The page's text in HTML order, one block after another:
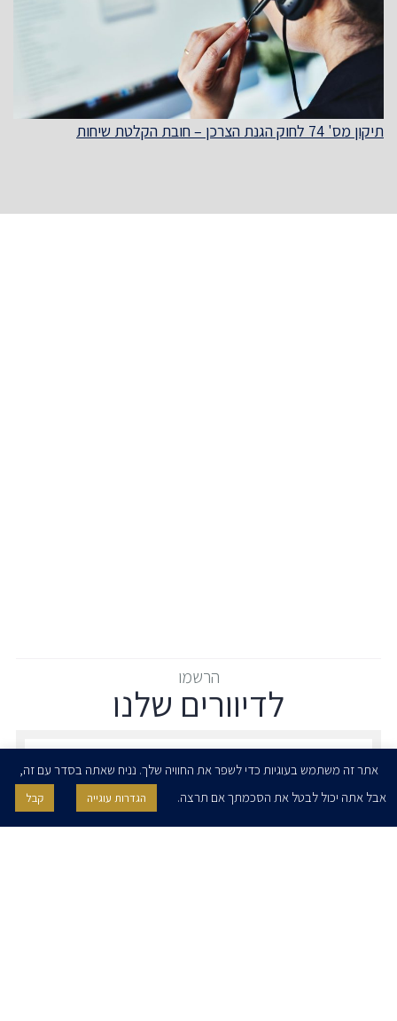
תיקון מס' 74 לחוק הגנת הצרכן – חובת הקלטת שיחות
הרשמו
לדיוורים שלנו
אני מאשר/ת בזאת להרצוג, פוקס, נאמן ושות' לשלוח לי ניוזלטרים,
הודעות והזמנות לאירועים וכנסים. אני רשאי/ת לחזור בי מהסכמתי לעיל בכל
אתר זה משתמש בעוגיות כדי לשפר את החוויה שלך. נניח שאתה בסדר עם זה,
אבל אתה יכול לבטל את הסכמתך אם תרצה.
הגדרות עוגייה קבל